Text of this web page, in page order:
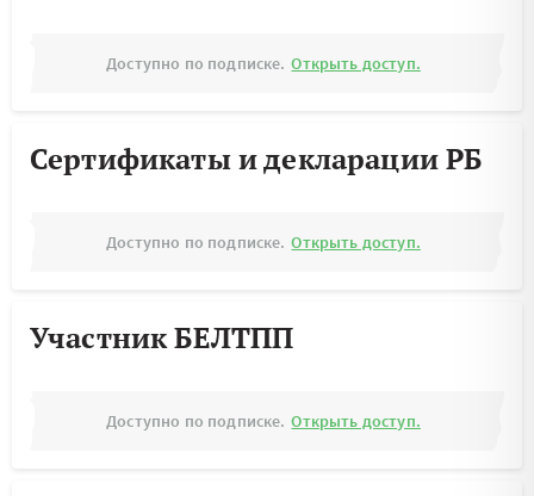
Доступно по подписке. Открыть доступ.
Сертификаты и декларации РБ
Доступно по подписке. Открыть доступ.
Участник БЕЛТПП
Доступно по подписке. Открыть доступ.